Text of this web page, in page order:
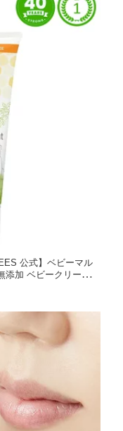
公式】ベビーマル
添加 ベビークリーム
つケア バーツビーズ